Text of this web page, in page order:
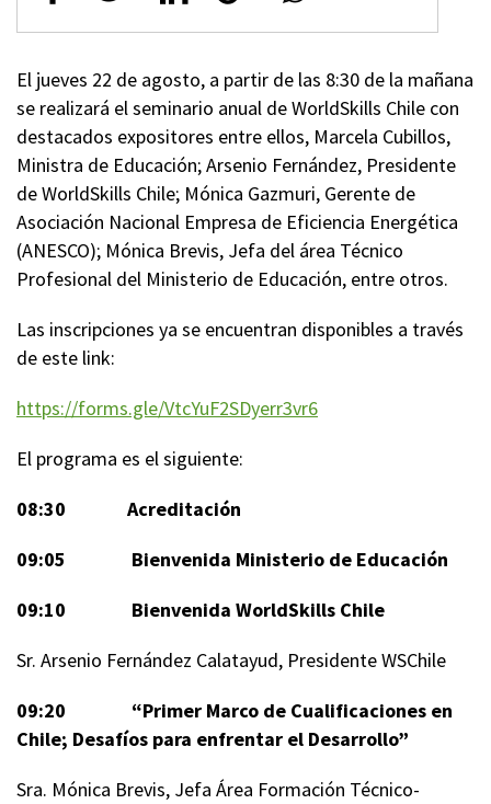
El jueves 22 de agosto, a partir de las 8:30 de la mañana
se realizará el seminario anual de WorldSkills Chile con
destacados expositores entre ellos, Marcela Cubillos,
Ministra de Educación; Arsenio Fernández, Presidente
de WorldSkills Chile; Mónica Gazmuri, Gerente de
Asociación Nacional Empresa de Eficiencia Energética
(ANESCO); Mónica Brevis, Jefa del área Técnico
Profesional del Ministerio de Educación, entre otros.
Las inscripciones ya se encuentran disponibles a través
de este link:
https://forms.gle/VtcYuF2SDyerr3vr6
El programa es el siguiente:
08:30 Acreditación
09:05 Bienvenida Ministerio de Educación
09:10 Bienvenida WorldSkills Chile
Sr. Arsenio Fernández Calatayud, Presidente WSChile
09:20 “Primer Marco de Cualificaciones en
Chile; Desafíos para enfrentar el Desarrollo”
Sra. Mónica Brevis, Jefa Área Formación Técnico-